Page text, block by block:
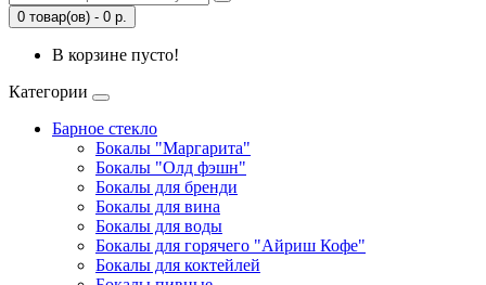
0 товар(ов) - 0 р.
В корзине пусто!
Категории
Барное стекло
Бокалы "Маргарита"
Бокалы "Олд фэшн"
Бокалы для бренди
Бокалы для вина
Бокалы для воды
Бокалы для горячего "Айриш Кофе"
Бокалы для коктейлей